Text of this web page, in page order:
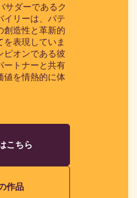
サダーであるク
イリーは、パテ
創造性と革新的
を表現していま
ピオンである彼
ートナーと共有
値を情熱的に体
こちら
作品